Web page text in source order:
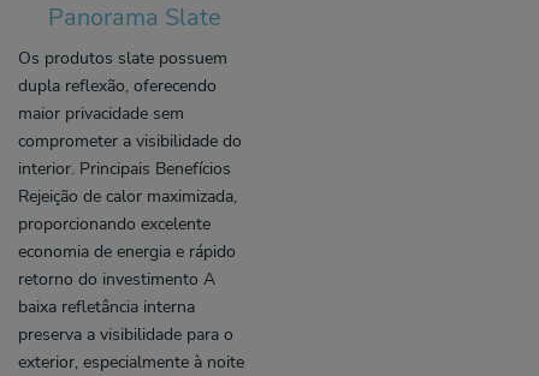
Panorama Slate
Os produtos slate possuem
dupla reflexão, oferecendo
maior privacidade sem
comprometer a visibilidade do
interior. Principais Benefícios
Rejeição de calor maximizada,
proporcionando excelente
economia de energia e rápido
retorno do investimento A
baixa refletância interna
preserva a visibilidade para o
exterior, especialmente à noite